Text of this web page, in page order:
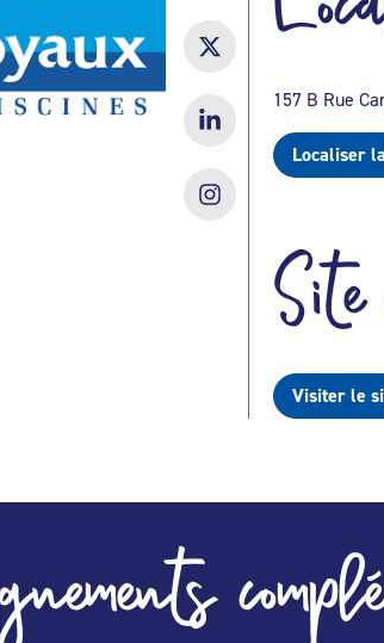
157 B Rue
Localiser
Site
Visiter le